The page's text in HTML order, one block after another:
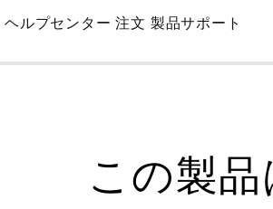
Skip
Main
ヘルプセンター 注文 製品サポート
この製